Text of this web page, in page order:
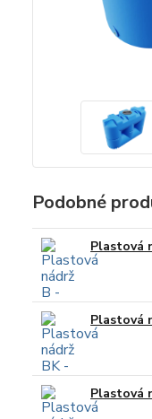
Podobné
Plastová
Plastová
Plastová